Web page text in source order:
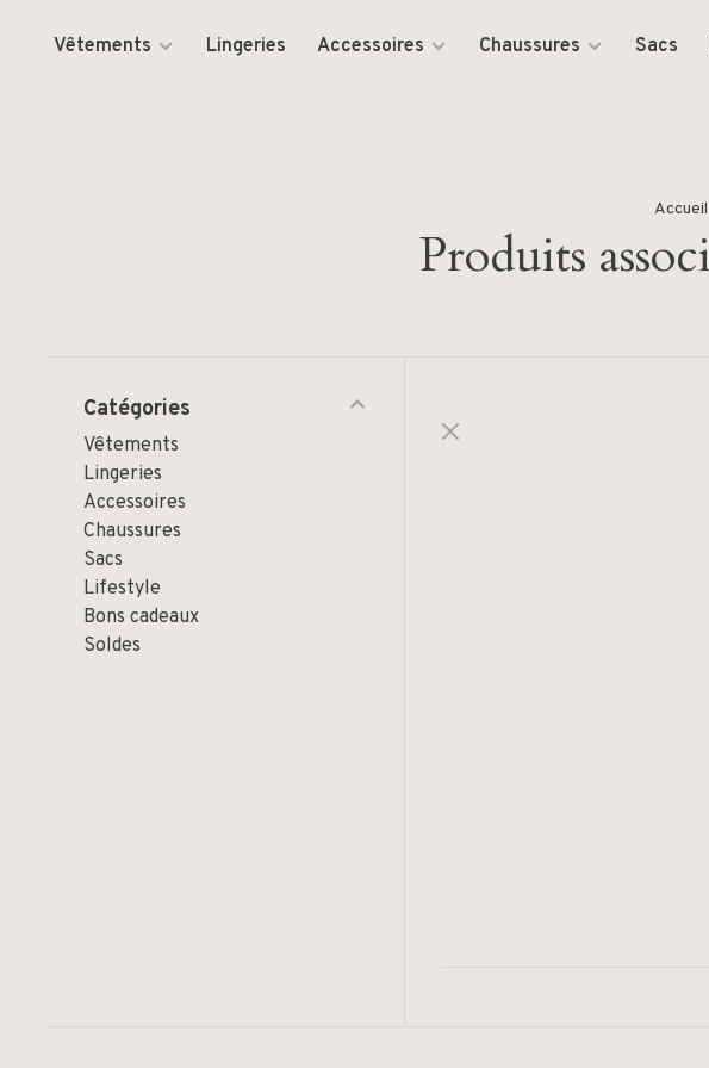
Vêtements Lingeries Accessoires Chaussures Sacs
Accueil
Produits
Catégories
Vêtements
Lingeries
Accessoires
Chaussures
Sacs
Lifestyle
Bons cadeaux
Soldes